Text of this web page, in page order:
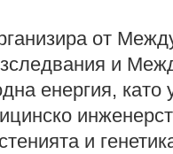
от
и
енергия, като
и